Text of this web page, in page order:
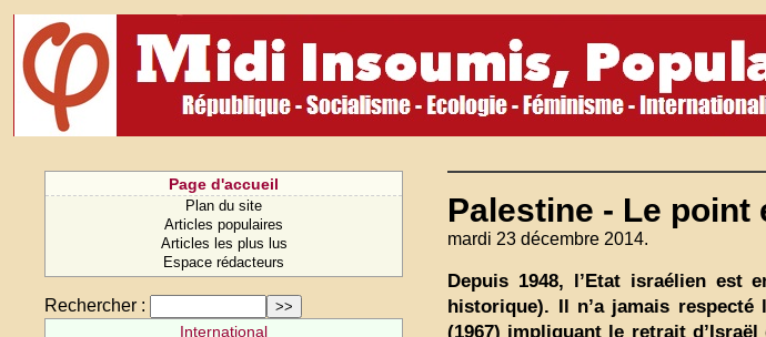
Page d'accueil
Plan du site
Articles populaires
Articles les plus lus
Espace rédacteurs
Rechercher :
International
Palestine - Le point
mardi 23 décembre 2014.
Depuis 1948, l’Etat israélien est
historique). Il n’a jamais
(1967) impliquant le retrait